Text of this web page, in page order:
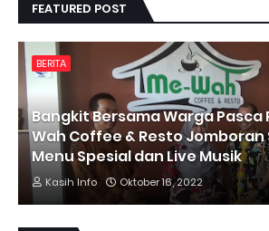
FEATURED POST
BERITA
Bangkit Bersama Warga Pasca
Wah Coffee & Resto Jomboran
Menu Spesial dan Live Musik
Kasih Info Oktober 16, 2022